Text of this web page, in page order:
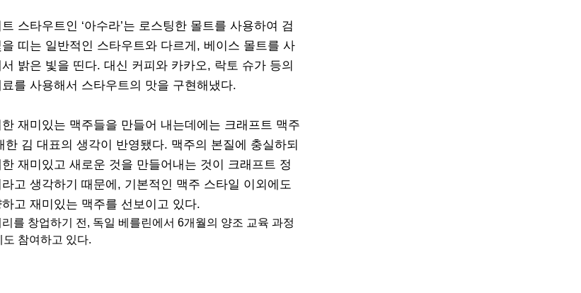
스타우트인 ‘아수라’는 로스팅한 몰트를 사용하여 검
을 띠는 일반적인 스타우트와 다르게, 베이스 몰트를 사
서 밝은 빛을 띤다. 대신 커피와 카카오, 락토 슈가 등의
료를 사용해서 스타우트의 맛을 구현해냈다.
한 재미있는 맥주들을 만들어 내는데에는 크래프트 맥주
한 김 대표의 생각이 반영됐다. 맥주의 본질에 충실하되
한 재미있고 새로운 것을 만들어내는 것이 크래프트 정
라고 생각하기 때문에, 기본적인 맥주 스타일 이외에도
하고 재미있는 맥주를 선보이고 있다.
리를 창업하기 전, 독일 베를린에서 6개월의 양조 교육 과정
참여하고 있다.